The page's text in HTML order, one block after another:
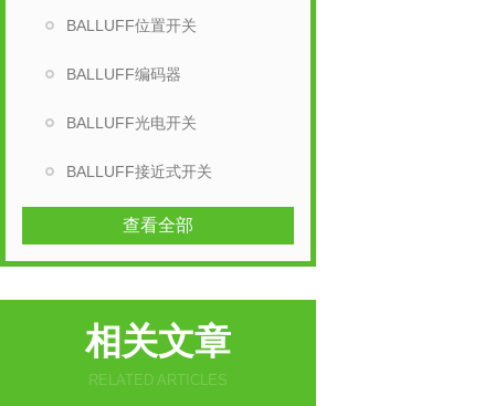
BALLUFF位置开关
BALLUFF编码器
BALLUFF光电开关
BALLUFF接近式开关
查看全部
相关文章
RELATED ARTICLES